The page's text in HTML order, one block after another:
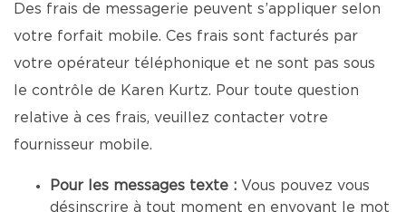
Des frais de messagerie peuvent s’appliquer selon
votre forfait mobile. Ces frais sont facturés par
votre opérateur téléphonique et ne sont pas sous
le contrôle de Karen Kurtz. Pour toute question
relative à ces frais, veuillez contacter votre
fournisseur mobile.
Pour les messages texte : Vous pouvez vous
désinscrire à tout moment en envoyant le mot